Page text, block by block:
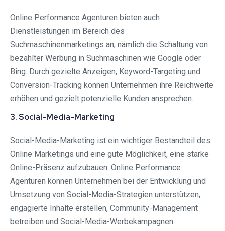
Online Performance Agenturen bieten auch
Dienstleistungen im Bereich des
Suchmaschinenmarketings an, nämlich die Schaltung von
bezahlter Werbung in Suchmaschinen wie Google oder
Bing. Durch gezielte Anzeigen, Keyword-Targeting und
Conversion-Tracking können Unternehmen ihre Reichweite
erhöhen und gezielt potenzielle Kunden ansprechen.
3. Social-Media-Marketing
Social-Media-Marketing ist ein wichtiger Bestandteil des
Online Marketings und eine gute Möglichkeit, eine starke
Online-Präsenz aufzubauen. Online Performance
Agenturen können Unternehmen bei der Entwicklung und
Umsetzung von Social-Media-Strategien unterstützen,
engagierte Inhalte erstellen, Community-Management
betreiben und Social-Media-Werbekampagnen